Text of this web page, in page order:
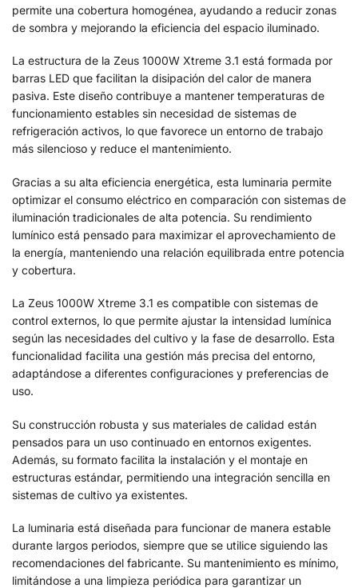
permite una cobertura homogénea, ayudando a reducir zonas
de sombra y mejorando la eficiencia del espacio iluminado.
La estructura de la Zeus 1000W Xtreme 3.1 está formada por
barras LED que facilitan la disipación del calor de manera
pasiva. Este diseño contribuye a mantener temperaturas de
funcionamiento estables sin necesidad de sistemas de
refrigeración activos, lo que favorece un entorno de trabajo
más silencioso y reduce el mantenimiento.
Gracias a su alta eficiencia energética, esta luminaria permite
optimizar el consumo eléctrico en comparación con sistemas de
iluminación tradicionales de alta potencia. Su rendimiento
lumínico está pensado para maximizar el aprovechamiento de
la energía, manteniendo una relación equilibrada entre potencia
y cobertura.
La Zeus 1000W Xtreme 3.1 es compatible con sistemas de
control externos, lo que permite ajustar la intensidad lumínica
según las necesidades del cultivo y la fase de desarrollo. Esta
funcionalidad facilita una gestión más precisa del entorno,
adaptándose a diferentes configuraciones y preferencias de
uso.
Su construcción robusta y sus materiales de calidad están
pensados para un uso continuado en entornos exigentes.
Además, su formato facilita la instalación y el montaje en
estructuras estándar, permitiendo una integración sencilla en
sistemas de cultivo ya existentes.
La luminaria está diseñada para funcionar de manera estable
durante largos periodos, siempre que se utilice siguiendo las
recomendaciones del fabricante. Su mantenimiento es mínimo,
limitándose a una limpieza periódica para garantizar un